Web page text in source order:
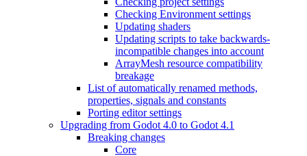
Checking Environment settings
Updating shaders
Updating scripts to take backwards-
incompatible changes into account
ArrayMesh resource compatibility
breakage
List of automatically renamed methods,
properties, signals and constants
Porting editor settings
Upgrading from Godot 4.0 to Godot 4.1
Breaking changes
Core